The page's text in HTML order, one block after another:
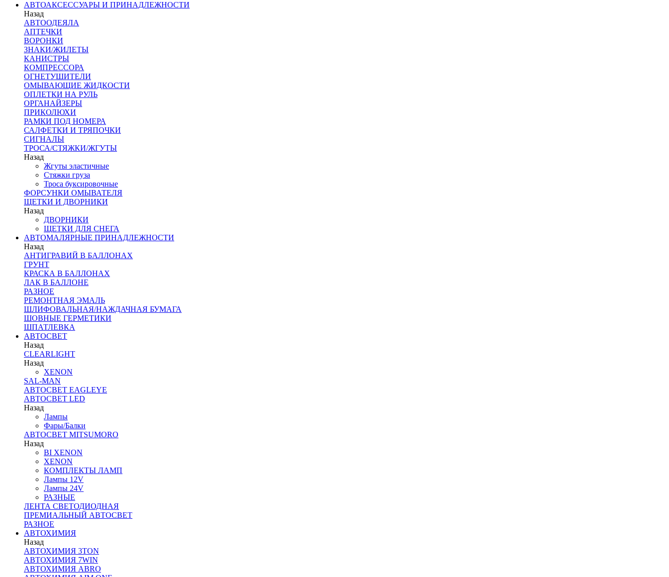
АВТОАКСЕССУАРЫ И ПРИНАДЛЕЖНОСТИ
Назад
АВТООДЕЯЛА
АПТЕЧКИ
ВОРОНКИ
ЗНАКИ/ЖИЛЕТЫ
КАНИСТРЫ
КОМПРЕССОРА
ОГНЕТУШИТЕЛИ
ОМЫВАЮЩИЕ ЖИДКОСТИ
ОПЛЕТКИ НА РУЛЬ
ОРГАНАЙЗЕРЫ
ПРИКОЛЮХИ
РАМКИ ПОД НОМЕРА
САЛФЕТКИ И ТРЯПОЧКИ
СИГНАЛЫ
ТРОСА/СТЯЖКИ/ЖГУТЫ
Назад
Жгуты эластичные
Стяжки груза
Троса буксировочные
ФОРСУНКИ ОМЫВАТЕЛЯ
ЩЕТКИ И ДВОРНИКИ
Назад
ДВОРНИКИ
ЩЕТКИ ДЛЯ СНЕГА
АВТОМАЛЯРНЫЕ ПРИНАДЛЕЖНОСТИ
Назад
АНТИГРАВИЙ В БАЛЛОНАХ
ГРУНТ
КРАСКА В БАЛЛОНАХ
ЛАК В БАЛЛОНЕ
РАЗНОЕ
РЕМОНТНАЯ ЭМАЛЬ
ШЛИФОВАЛЬНАЯ/НАЖДАЧНАЯ БУМАГА
ШОВНЫЕ ГЕРМЕТИКИ
ШПАТЛЕВКА
АВТОСВЕТ
Назад
CLEARLIGHT
Назад
XENON
SAL-MAN
АВТОСВЕТ EAGLEYE
АВТОСВЕТ LED
Назад
Лампы
Фары/Балки
АВТОСВЕТ MITSUMORO
Назад
BI XENON
XENON
КОМПЛЕКТЫ ЛАМП
Лампы 12V
Лампы 24V
РАЗНЫЕ
ЛЕНТА СВЕТОДИОДНАЯ
ПРЕМИАЛЬНЫЙ АВТОСВЕТ
РАЗНОЕ
АВТОХИМИЯ
Назад
АВТОХИМИЯ 3TON
АВТОХИМИЯ 7WIN
АВТОХИМИЯ ABRO